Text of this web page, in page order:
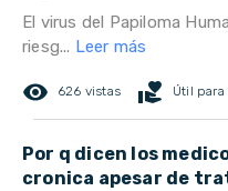
El virus del Papiloma
riesg... Leer más
remove_red_eye 626 vistas volunteer_activism Útil para
Por q dicen los
cronica apesar de